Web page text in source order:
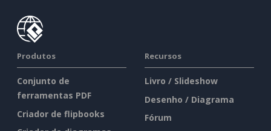
Produtos
Conjunto de
ferramentas PDF
Criador de flipbooks
Recursos
Livro / Slideshow
Desenho / Diagrama
Fórum